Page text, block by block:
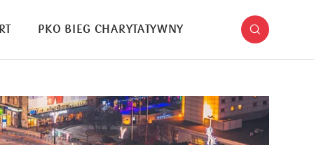
PKO BIEG CHARYTATYWNY